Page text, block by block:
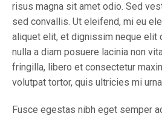
risus magna sit amet odio. Sed
sed convallis. Ut eleifend, mi eu
aliquet elit, et dignissim neque elit
nulla a diam posuere lacinia non
fringilla, libero et consectetur
volutpat tortor, quis ultricies mi
Fusce egestas nibh eget semper